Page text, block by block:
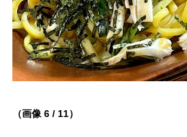
（画像 6 / 11）